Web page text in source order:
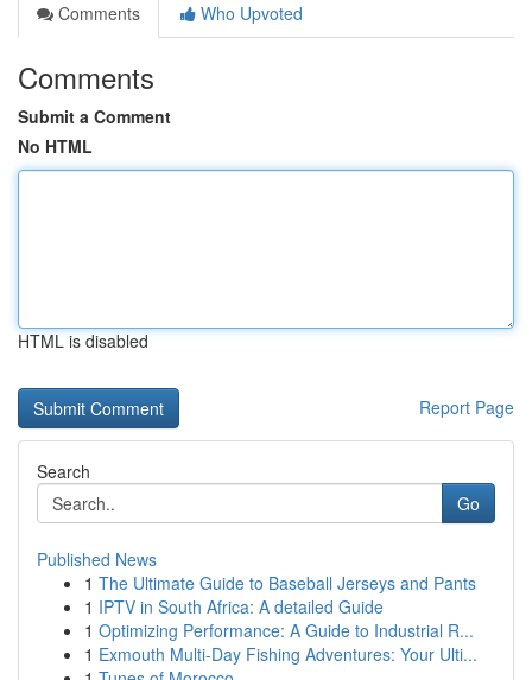
Comments
Who Upvoted
Comments
Submit a Comment
No HTML
HTML is disabled
Report Page
Search
Go
Published News
1 The Ultimate Guide to Baseball Jerseys and Pants
1 IPTV in South Africa: A detailed Guide
1 Optimizing Performance: A Guide to Industrial R...
1 Exmouth Multi-Day Fishing Adventures: Your Ulti...